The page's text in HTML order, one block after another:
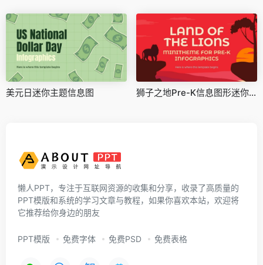
美元日迷你主题信息图 狮子之地Pre-K信息图形迷你主题
懒人PPT，专注于互联网资源的收集和分享，收录了高质量的
PPT模版和系统的学习文章与教程，如果你喜欢本站，欢迎将
它推荐给你身边的朋友
PPT模版 免费字体 免费PSD 免费表格